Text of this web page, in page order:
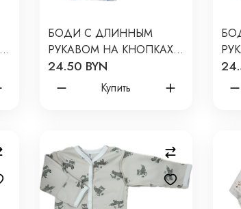
БОДИ С ДЛИННЫМ
РУКАВОМ НА КНОПКАХ
NEWBORN 50 СМ
ПРИНТ: ДИНО И ЛУНА
24.50 BYN
Купить